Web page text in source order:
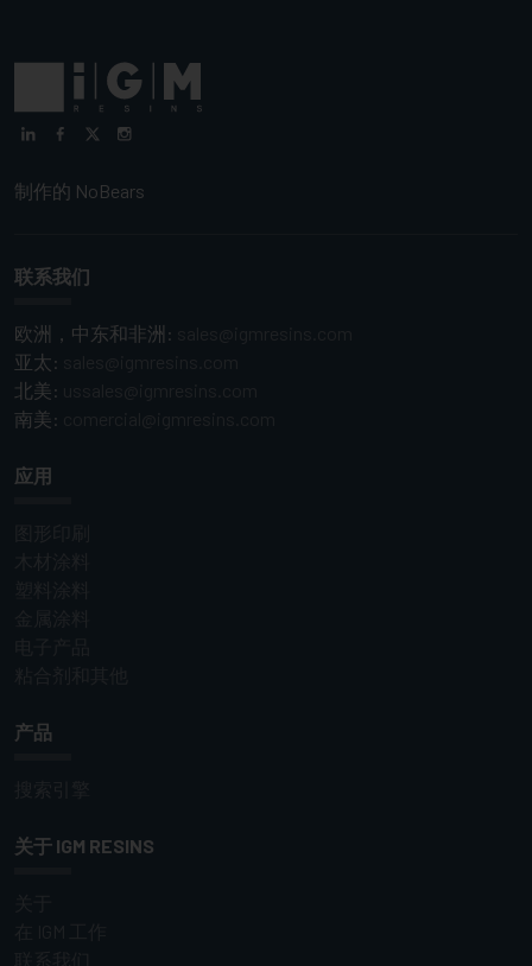
制作的 NoBears
联系我们
欧洲，中东和非洲:
亚太:
北美:
南美:
应用
产品
关于 IGM RESINS